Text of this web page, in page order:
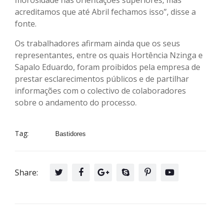
acreditamos que até Abril fechamos isso”, disse a
fonte.
Os trabalhadores afirmam ainda que os seus
representantes, entre os quais Hortência Nzinga e
Sapalo Eduardo, foram proibidos pela empresa de
prestar esclarecimentos públicos e de partilhar
informações com o colectivo de colaboradores
sobre o andamento do processo.
Tag: Bastidores
Share: